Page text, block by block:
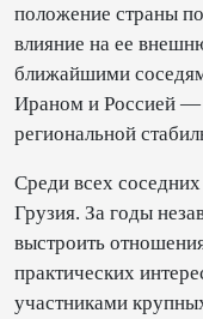
положение страны
влияние на ее
ближайшими
Ираном и Россией —
региональной
Среди всех
Грузия. За годы
выстроить
практических
участниками